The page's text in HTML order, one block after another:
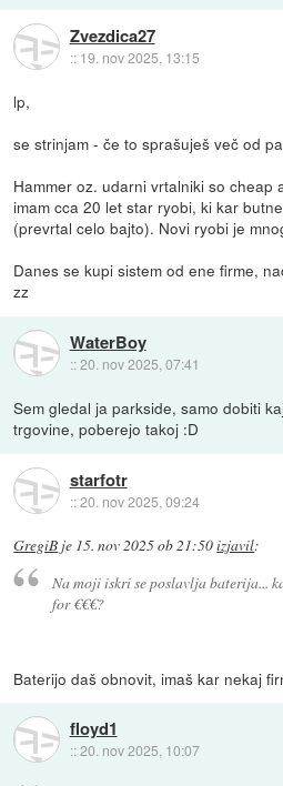
Zvezdica27
:: 19. nov 2025, 13:15
lp,
se strinjam - če to sprašuješ več od
Hammer oz. udarni vrtalniki so cheap
imam cca 20 let star ryobi, ki kar
(prevrtal celo bajto). Novi ryobi je
Danes se kupi sistem od ene firme,
zz
WaterBoy
::20. nov 2025, 07:41
Sem gledal ja parkside, samo dobiti
trgovine, poberejo takoj :D
starfotr
::20. nov 2025, 09:24
GregiB je 15. nov 2025 ob 21:50izjavil:
Na moji iskri se poslavlja baterija...
for €€€?
Baterijo daš obnovit, imaš kar nekaj
floyd1
::20. nov 2025, 10:07